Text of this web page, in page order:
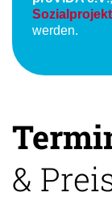
werden.
&